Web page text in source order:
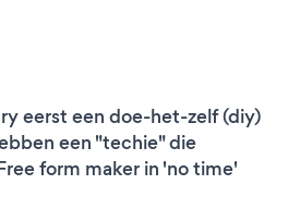
eerst een doe-het-zelf (diy)
een "techie" die
form maker in 'no time'